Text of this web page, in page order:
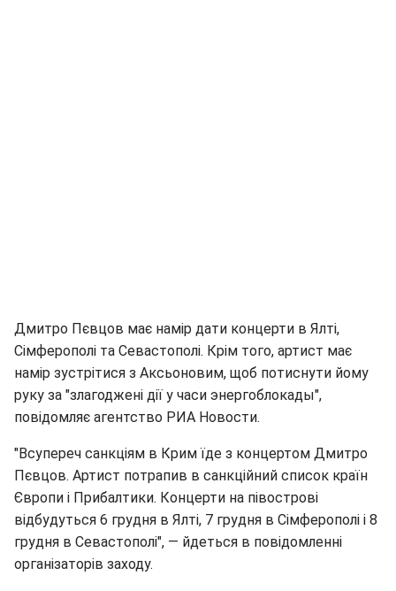
Дмитро Пєвцов має намір дати концерти в Ялті,
Сімферополі та Севастополі. Крім того, артист має
намір зустрітися з Аксьоновим, щоб потиснути йому
руку за "злагоджені дії у часи энергоблокады",
повідомляє агентство РИА Новости.
"Всупереч санкціям в Крим їде з концертом Дмитро
Пєвцов. Артист потрапив в санкційний список країн
Європи і Прибалтики. Концерти на півострові
відбудуться 6 грудня в Ялті, 7 грудня в Сімферополі і 8
грудня в Севастополі", — йдеться в повідомленні
організаторів заходу.